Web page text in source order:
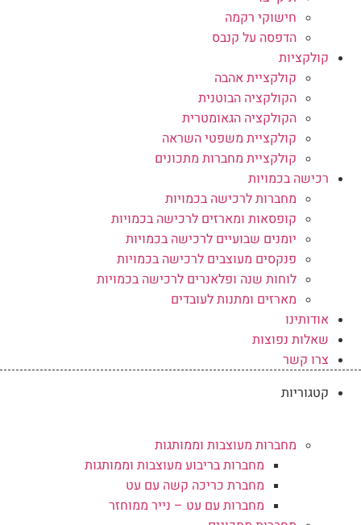
חישוקי רקמה
הדפסה על קנבס
קולקציות
קולקציית אהבה
הקולקציה הבוטנית
הקולקציה הגאומטרית
קולקציית משפטי השראה
קולקציית מחברות מתכונים
רכישה בכמויות
מחברות לרכישה בכמויות
קופסאות ומארזים לרכישה בכמויות
יומנים שבועיים לרכישה בכמויות
פנקסים מעוצבים לרכישה בכמויות
לוחות שנה ופלאנרים לרכישה בכמויות
מארזים ומתנות לעובדים
אודותינו
שאלות נפוצות
צרו קשר
קטגוריות
מחברות מעוצבות וממותגות
מחברות בריבוע מעוצבות וממותגות
מחברת כריכה קשה עם עט
מחברות עם עט – נייר ממוחזר